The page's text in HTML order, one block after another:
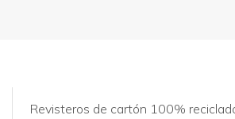
Revisteros de cartón 100%